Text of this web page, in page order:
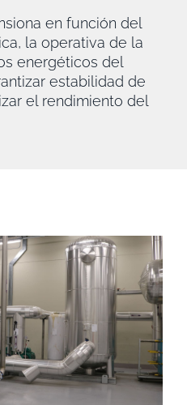
en función del
la operativa de la
energéticos del
estabilidad de
el rendimiento del